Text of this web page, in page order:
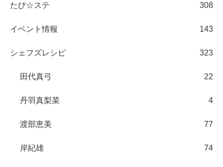
たび☆ステ 308
イベント情報 143
シェフズレシピ 323
田代真弓 22
丹羽真梨菜 4
渡部恵美 77
岸紀雄 74